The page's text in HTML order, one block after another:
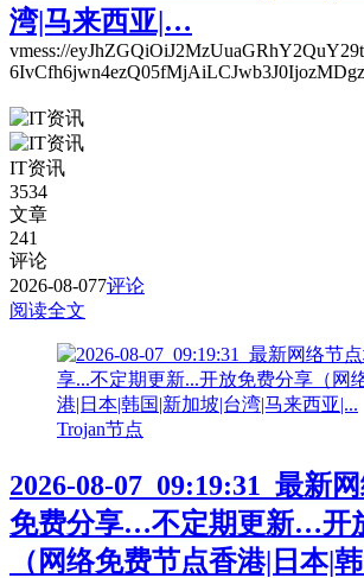
湾|马来西亚|…
vmess://
IT资讯
3534
文章
241
评论
2026-08-077评论
阅读全文
Trojan节点
2026-08-07_09:19:31_最新
免费分享…不定期更新…开
（网络免费节点香港|日本|